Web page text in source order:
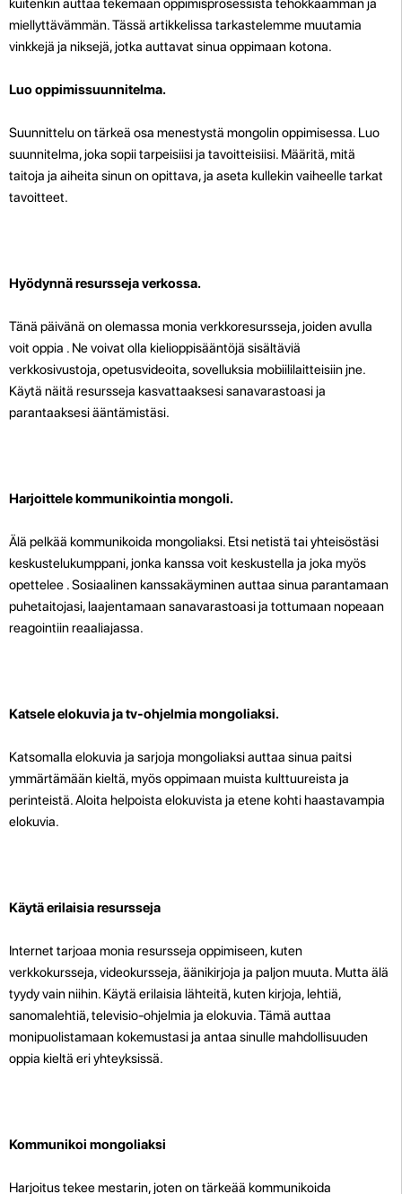
miellyttävämmän. Tässä artikkelissa tarkastelemme muutamia
vinkkejä ja niksejä, jotka auttavat sinua oppimaan kotona.
Luo oppimissuunnitelma.
Suunnittelu on tärkeä osa menestystä mongolin oppimisessa. Luo
suunnitelma, joka sopii tarpeisiisi ja tavoitteisiisi. Määritä, mitä
taitoja ja aiheita sinun on opittava, ja aseta kullekin vaiheelle tarkat
tavoitteet.
Hyödynnä resursseja verkossa.
Tänä päivänä on olemassa monia verkkoresursseja, joiden avulla
voit oppia . Ne voivat olla kielioppisääntöjä sisältäviä
verkkosivustoja, opetusvideoita, sovelluksia mobiililaitteisiin jne.
Käytä näitä resursseja kasvattaaksesi sanavarastoasi ja
parantaaksesi ääntämistäsi.
Harjoittele kommunikointia mongoli.
Älä pelkää kommunikoida mongoliaksi. Etsi netistä tai yhteisöstäsi
keskustelukumppani, jonka kanssa voit keskustella ja joka myös
opettelee . Sosiaalinen kanssakäyminen auttaa sinua parantamaan
puhetaitojasi, laajentamaan sanavarastoasi ja tottumaan nopeaan
reagointiin reaaliajassa.
Katsele elokuvia ja tv-ohjelmia mongoliaksi.
Katsomalla elokuvia ja sarjoja mongoliaksi auttaa sinua paitsi
ymmärtämään kieltä, myös oppimaan muista kulttuureista ja
perinteistä. Aloita helpoista elokuvista ja etene kohti haastavampia
elokuvia.
Käytä erilaisia resursseja
Internet tarjoaa monia resursseja oppimiseen, kuten
verkkokursseja, videokursseja, äänikirjoja ja paljon muuta. Mutta älä
tyydy vain niihin. Käytä erilaisia lähteitä, kuten kirjoja, lehtiä,
sanomalehtiä, televisio-ohjelmia ja elokuvia. Tämä auttaa
monipuolistamaan kokemustasi ja antaa sinulle mahdollisuuden
oppia kieltä eri yhteyksissä.
Kommunikoi mongoliaksi
Harjoitus tekee mestarin, joten on tärkeää kommunikoida